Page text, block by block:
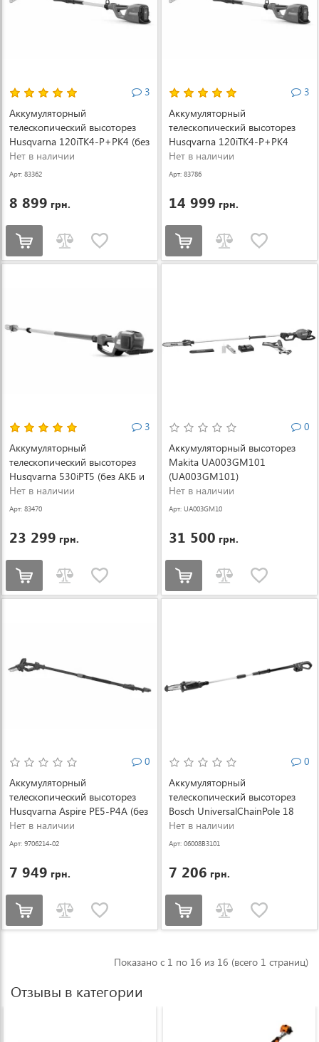
3
Аккумуляторный
телескопический высоторез
Husqvarna 120iTK4-P+PK4 (без
АКБ и ЗУ) (9705159-01)
Нет в наличии
Арт: 83362
8 899 грн.
3
Аккумуляторный
телескопический высоторез
Husqvarna 120iTK4-P+PK4
(АКБ + ЗУ) (9705159-04)
Нет в наличии
Арт: 83786
14 999 грн.
3
Аккумуляторный
телескопический высоторез
Husqvarna 530iPT5 (без АКБ и
ЗУ) (9678848-11)
Нет в наличии
Арт: 83470
23 299 грн.
0
Аккумуляторный высоторез
Makita UA003GM101
(UA003GM101)
Нет в наличии
Арт: UA003GM10
31 500 грн.
0
Аккумуляторный
телескопический высоторез
Husqvarna Aspire PE5-P4A (без
АКБ и ЗУ) (9706214-02)
Нет в наличии
Арт: 9706214-02
7 949 грн.
0
Аккумуляторный
телескопический высоторез
Bosch UniversalChainPole 18
без АКБ и ЗУ (06008B3101)
Нет в наличии
Арт: 06008B3101
7 206 грн.
Показано с 1 по 16 из 16 (всего 1 страниц)
Отзывы в категории